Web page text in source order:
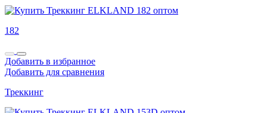
182
Добавить в избранное
Добавить для сравнения
Треккинг